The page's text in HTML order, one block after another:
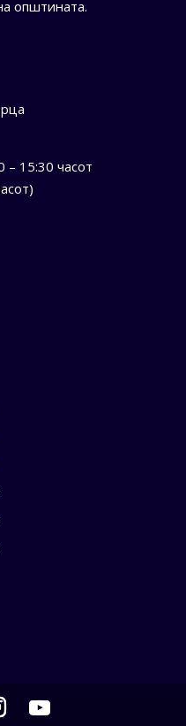
општината.
– 15:30 часот